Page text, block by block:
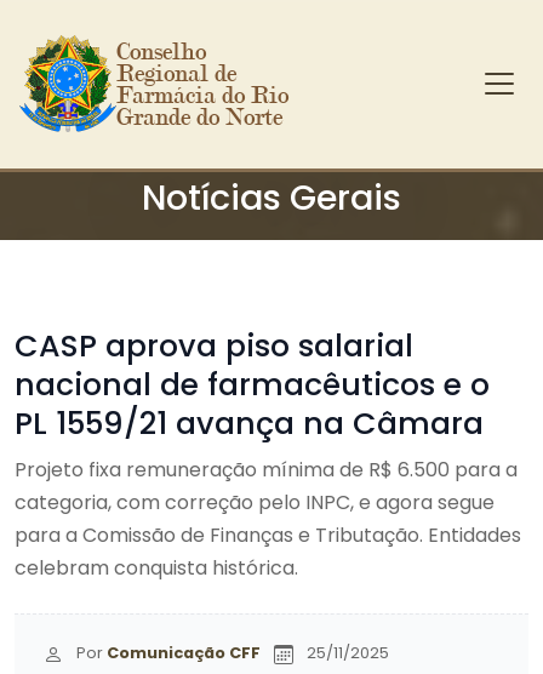
Ir para o conteúdo principal
Conselho
Regional de
Farmácia do Rio
Grande do Norte
Notícias Gerais
CASP aprova piso salarial
nacional de farmacêuticos e o
PL 1559/21 avança na Câmara
Projeto fixa remuneração mínima de R$ 6.500 para a
categoria, com correção pelo INPC, e agora segue
para a Comissão de Finanças e Tributação. Entidades
celebram conquista histórica.
Por Comunicação CFF 25/11/2025